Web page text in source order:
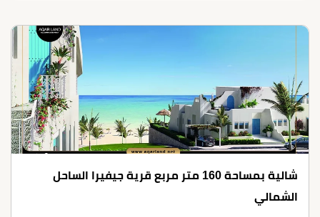
شالية بمساحة 160 متر مربع قرية جيفيرا الساحل
الشمالي